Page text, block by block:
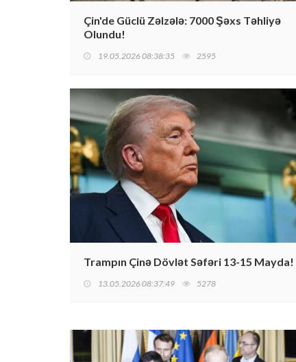
Çin'de Güclü Zəlzələ: 7000 Şəxs Təhliyə
Olundu!
19.05.2026 08:38:35 2595
Trampın Çinə Dövlət Səfəri 13-15 Mayda!
13.05.2026 08:37:49 5278